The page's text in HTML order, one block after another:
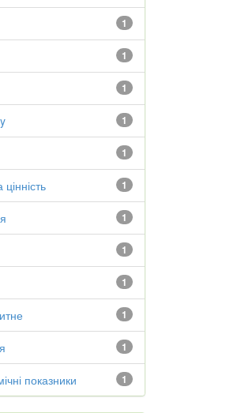
1
1
1
1
1
1
цінність
1
1
1
1
1
1
показники